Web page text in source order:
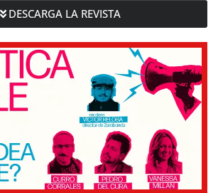
DESCARGA LA REVISTA